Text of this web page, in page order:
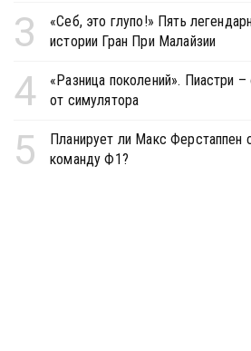
3
«Себ, это глупо!» Пять
истории Гран При Малайзии
4
«Разница поколений». Пиастри
от симулятора
5
Планирует ли Макс Ферстаппен
команду Ф1?